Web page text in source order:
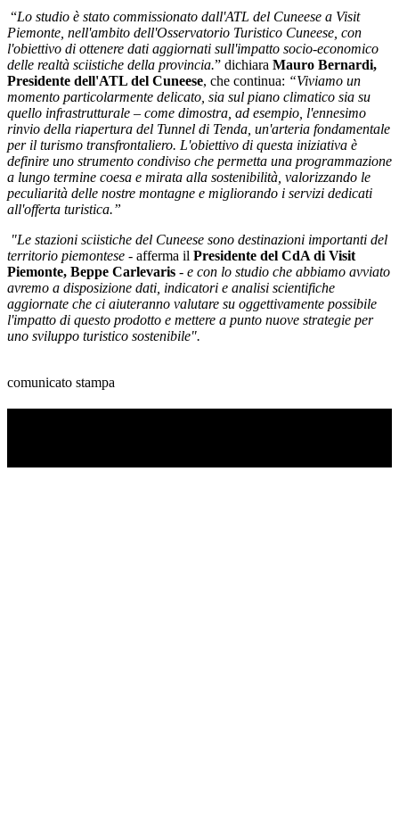
“Lo studio è stato commissionato dall'ATL del Cuneese a Visit
Piemonte, nell'ambito dell'Osservatorio Turistico Cuneese, con
l'obiettivo di ottenere dati aggiornati sull'impatto socio-economico
delle realtà sciistiche della provincia.” dichiara Mauro Bernardi,
Presidente dell'ATL del Cuneese, che continua: “Viviamo un
momento particolarmente delicato, sia sul piano climatico sia su
quello infrastrutturale – come dimostra, ad esempio, l'ennesimo
rinvio della riapertura del Tunnel di Tenda, un'arteria fondamentale
per il turismo transfrontaliero. L'obiettivo di questa iniziativa è
definire uno strumento condiviso che permetta una programmazione
a lungo termine coesa e mirata alla sostenibilità, valorizzando le
peculiarità delle nostre montagne e migliorando i servizi dedicati
all'offerta turistica.”
"Le stazioni sciistiche del Cuneese sono destinazioni importanti del
territorio piemontese - afferma il Presidente del CdA di Visit
Piemonte, Beppe Carlevaris - e con lo studio che abbiamo avviato
avremo a disposizione dati, indicatori e analisi scientifiche
aggiornate che ci aiuteranno valutare su oggettivamente possibile
l'impatto di questo prodotto e mettere a punto nuove strategie per
uno sviluppo turistico sostenibile".
comunicato stampa